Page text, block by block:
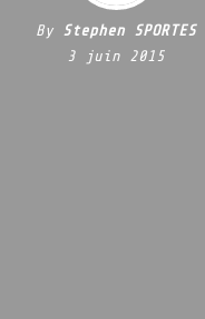
By Stephen SPORTES
3 juin 2015